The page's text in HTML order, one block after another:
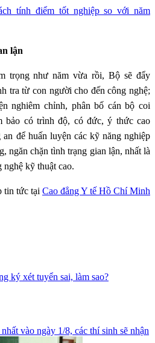
tính điểm tốt nghiệp so với năm
lận
trọng như năm vừa rồi, Bộ sẽ đẩy
tra từ con người cho đến công nghệ;
nghiêm chỉnh, phân bố cán bộ coi
bảo có trình độ, có đức, ý thức cao
để huấn luyện các kỹ năng nghiệp
ngăn chặn tình trạng gian lận, nhất là
nghệ kỹ thuật cao.
tin tức tại Cao đẳng Y tế Hồ Chí Minh
ký xét tuyển sai, làm sao?
vào ngày 1/8, các thí sinh sẽ nhận